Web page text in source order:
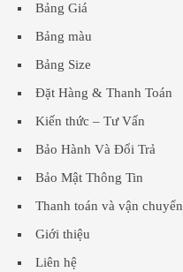
Bảng Giá
Bảng màu
Bảng Size
Đặt Hàng & Thanh Toán
Kiến thức – Tư Vấn
Bảo Hành Và Đổi Trả
Bảo Mật Thông Tin
Thanh toán và vận chuyển
Giới thiệu
Liên hệ